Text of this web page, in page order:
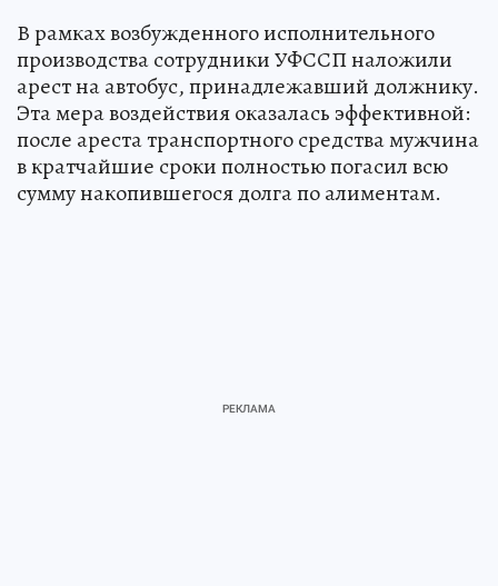
В рамках возбужденного исполнительного
производства сотрудники УФССП наложили
арест на автобус, принадлежавший должнику.
Эта мера воздействия оказалась эффективной:
после ареста транспортного средства мужчина
в кратчайшие сроки полностью погасил всю
сумму накопившегося долга по алиментам.